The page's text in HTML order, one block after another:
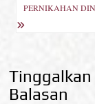
PERNIKAHAN
Tinggalkan
Balasan